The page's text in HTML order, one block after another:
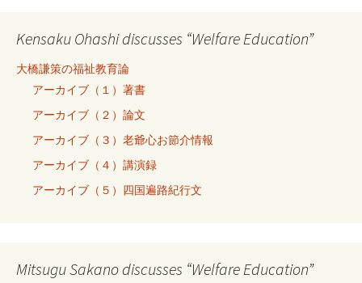
Kensaku Ohashi discusses “Welfare Education”
大橋謙策の福祉教育論
アーカイブ（１）著書
アーカイブ（２）論文
アーカイブ（３）老爺心お節介情報
アーカイブ（４）講演録
アーカイブ（５）四国遍路紀行文
Mitsugu Sakano discusses “Welfare Education”